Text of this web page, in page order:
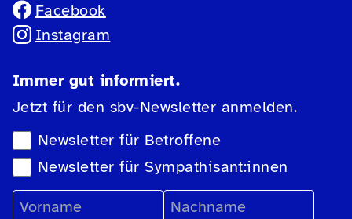
Facebook
Instagram
Immer gut informiert.
Jetzt für den sbv-Newsletter anmelden.
Newsletter-Auswahl
Newsletter für Betroffene
Newsletter für Sympathisant:innen
Vorname
Nachname